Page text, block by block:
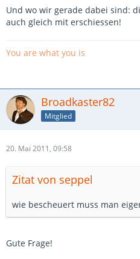
Und wo wir gerade dabei sind:
auch gleich mit erschiessen!
You are what you is
Broadkaster82
Mitglied
20. Mai 2011, 09:58
Zitat von seppel
wie bescheuert muss man
Gute Frage!